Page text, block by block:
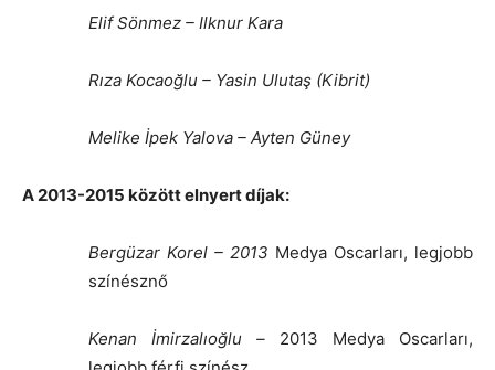
Elif Sönmez – Ilknur Kara
Rıza Kocaoğlu – Yasin Ulutaş (Kibrit)
Melike İpek Yalova – Ayten Güney
A2013-2015 között elnyert díjak:
Bergüzar Korel – 2013 Medya Oscarları, legjobb
színésznő
Kenan İmirzalıoğlu – 2013 Medya Oscarları,